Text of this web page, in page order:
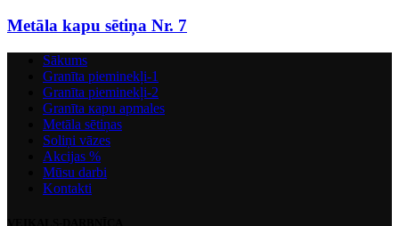
Metāla kapu sētiņa Nr. 7
Sākums
Granīta pieminekļi-1
Granīta pieminekļi-2
Granīta кapu apmales
Metāla sētiņas
Soliņi vāzes
Akcijas %
Mūsu darbi
Kontakti